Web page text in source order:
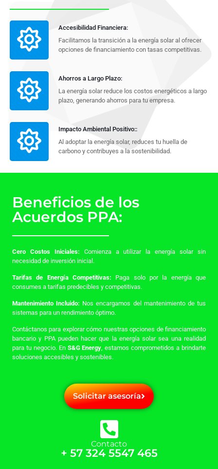
Accesibilidad Financiera:
Facilitamos la transición a la energía solar al ofrecer
opciones de financiamiento con tasas competitivas.
Ahorros a Largo Plazo:
La energía solar reduce los costos energéticos a largo
plazo, generando ahorros para tu empresa.
Impacto Ambiental Positivo::
Al adoptar la energía solar, reduces tu huella de
carbono y contribuyes a la sostenibilidad.
Beneficios de los
Acuerdos PPA:
Cero Costos Iniciales: Comienza a utilizar la energía solar sin
necesidad de inversión inicial.
Tarifas de Energía Competitivas: Paga solo por la energía que
consumes a tarifas predecibles y competitivas.
Mantenimiento Incluido: Nos encargamos del mantenimiento de tus
sistemas para un rendimiento óptimo.
Contáctanos para explorar cómo nuestras opciones de financiamiento
bancario y PPA pueden hacer que la energía solar sea una realidad
para tu negocio. En S&G Energy , estamos comprometidos a brindarte
soluciones accesibles y sostenibles.
Solicitar asesoría
Contacto
+ 57 324 5547 465